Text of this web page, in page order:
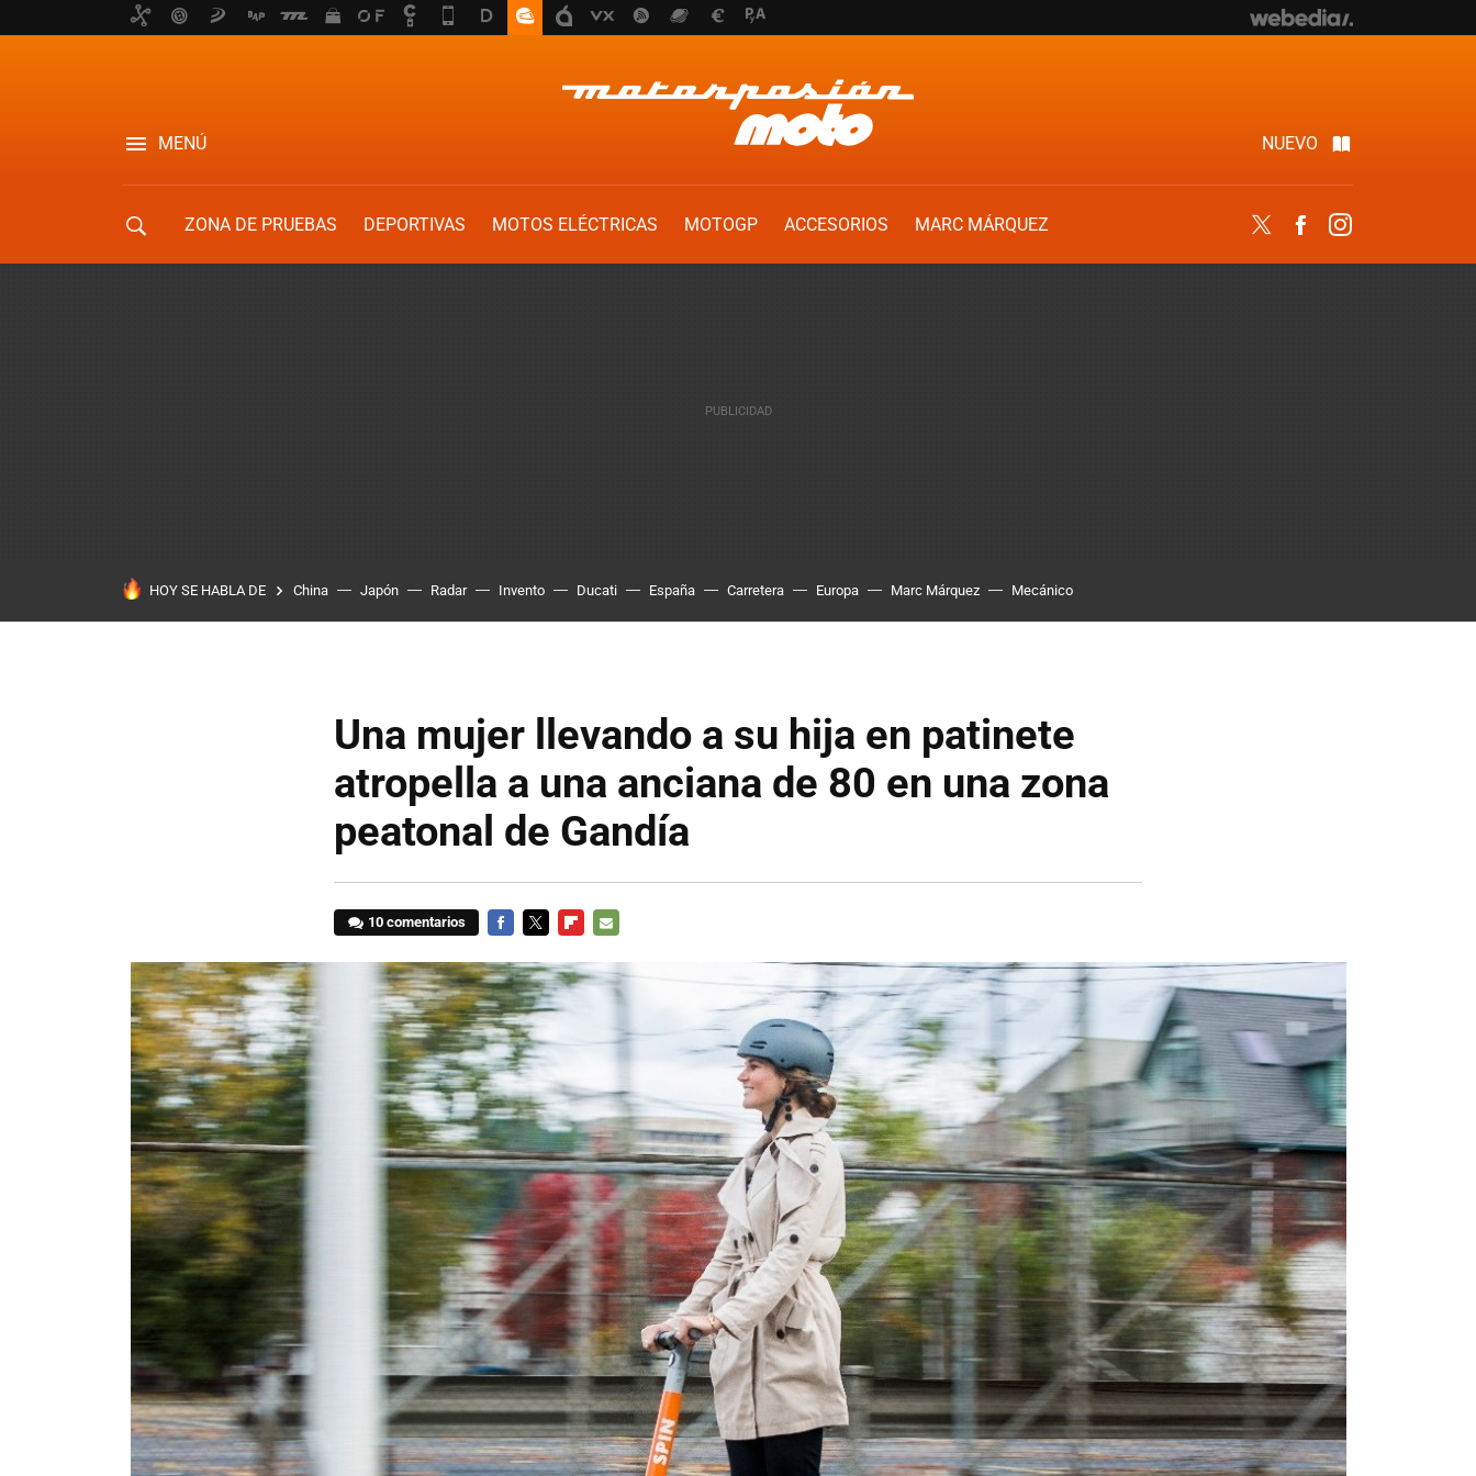
MENÚ NUEVO
ZONA DE PRUEBAS DEPORTIVAS MOTOS ELÉCTRICAS MOTOGP ACCESORIOS
MARC MÁRQUEZ
Twitter Facebook
HOY SE HABLA DE China Japón Radar Invento Ducati España Carretera Europa Marc Márquez Mecánico
Una mujer llevando a su hija en patinete
atropella a una anciana de 80 en una zona
peatonal de Gandía
10 comentarios
MAIL